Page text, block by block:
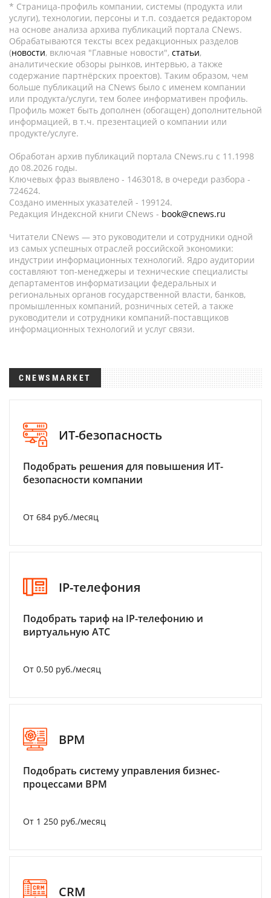
* Страница-профиль компании, системы (продукта или
услуги), технологии, персоны и т.п. создается редактором
на основе анализа архива публикаций портала CNews.
Обрабатываются тексты всех редакционных разделов
(новости, включая "Главные новости", статьи,
аналитические обзоры рынков, интервью, а также
содержание партнёрских проектов). Таким образом, чем
больше публикаций на CNews было с именем компании
или продукта/услуги, тем более информативен профиль.
Профиль может быть дополнен (обогащен) дополнительной
информацией, в т.ч. презентацией о компании или
продукте/услуге.
Обработан архив публикаций портала CNews.ru c 11.1998
до 08.2026 годы.
Ключевых фраз выявлено - 1463018, в очереди разбора -
724624.
Создано именных указателей - 199124.
Редакция Индексной книги CNews - book@cnews.ru
Читатели CNews — это руководители и сотрудники одной
из самых успешных отраслей российской экономики:
индустрии информационных технологий. Ядро аудитории
составляют топ-менеджеры и технические специалисты
департаментов информатизации федеральных и
региональных органов государственной власти, банков,
промышленных компаний, розничных сетей, а также
руководители и сотрудники компаний-поставщиков
информационных технологий и услуг связи.
CNEWSMARKET
ИТ-безопасность
Подобрать решения для повышения ИТ-
безопасности компании
От 684 руб./месяц
IP-телефония
Подобрать тариф на IP-телефонию и
виртуальную АТС
От 0.50 руб./месяц
BPM
Подобрать систему управления бизнес-
процессами BPM
От 1 250 руб./месяц
CRM